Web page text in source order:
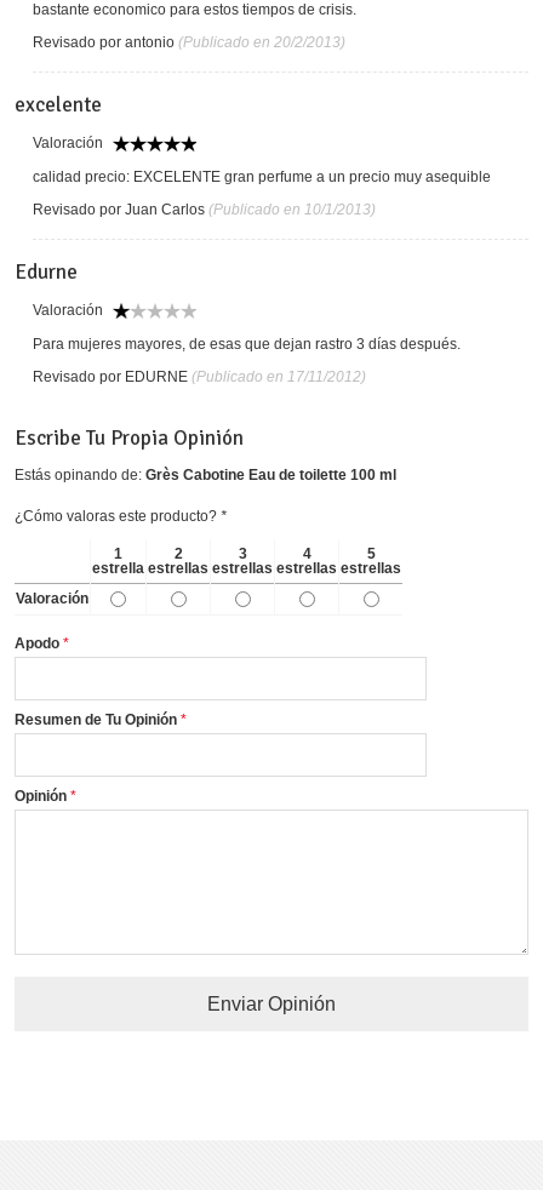
bastante economico para estos tiempos de crisis.
Revisado por antonio (Publicado en 20/2/2013)
excelente
Valoración
calidad precio: EXCELENTE gran perfume a un precio muy asequible
Revisado por Juan Carlos (Publicado en 10/1/2013)
Edurne
Valoración
Para mujeres mayores, de esas que dejan rastro 3 días después.
Revisado por EDURNE (Publicado en 17/11/2012)
Escribe Tu Propia Opinión
Estás opinando de: Grès Cabotine Eau de toilette 100 ml
¿Cómo valoras este producto? *
1
estrella
2
estrellas
3
estrellas
4
estrellas
5
estrellas
Valoración
Apodo
Resumen de Tu Opinión
Opinión
Enviar Opinión